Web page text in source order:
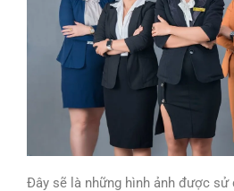
Đây sẽ là những hình ảnh được sử